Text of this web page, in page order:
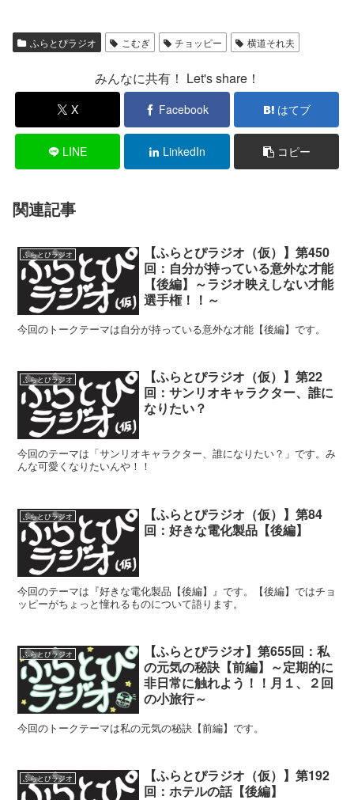
ふらとぴラジオ こむぎ チョッピー 横道それ夫
みんなに共有！ Let's share！
X Facebook はてブ
LINE LinkedIn コピー
関連記事
ふらとぴラジオ
【ふらとぴラジオ（仮）】第450
回：自分が持っている意外な才能
【後編】～ラジオ映えしない才能
選手権！！～
今回のトークテーマは自分が持っている意外な才能【後編】です。
ふらとぴラジオ
【ふらとぴラジオ（仮）】第22
回：サンリオキャラクター、誰に
なりたい？
今回のテーマは「サンリオキャラクター、誰になりたい？」です。み
んな可愛くなりたいんや！！
ふらとぴラジオ
【ふらとぴラジオ（仮）】第84
回：好きな電化製品【後編】
今回のテーマは『好きな電化製品【後編】』です。【後編】ではチョ
ッピーがちょっと憧れるものについて語ります。
ふらとぴラジオ
【ふらとぴラジオ】第655回：私
の元気の秘訣【前編】～定期的に
非日常に触れよう！！月１、２回
の小旅行～
今回のトークテーマは私の元気の秘訣【前編】です。
ふらとぴラジオ
【ふらとぴラジオ（仮）】第192
回：ホテルの話【後編】